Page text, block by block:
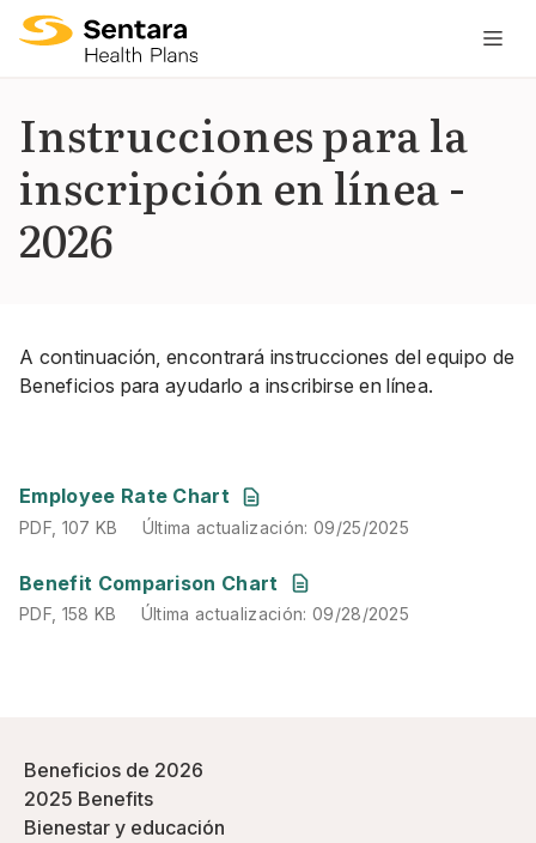
Instrucciones para la
inscripción en línea -
2026
A continuación, encontrará instrucciones del equipo de
Beneficios para ayudarlo a inscribirse en línea.
Employee Rate Chart
PDF,107 KB Última actualización
PDF, 107 KB Última actualización: 09/25/2025
Benefit Comparison Chart
PDF,158 KB Última actualización:
PDF, 158 KB Última actualización: 09/28/2025
Beneficios de 2026
2025 Benefits
Bienestar y educación